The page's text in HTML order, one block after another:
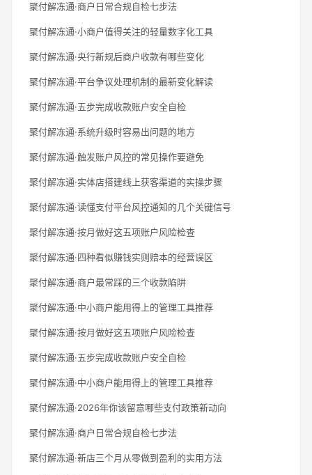
聚付解冻通·商户日常合规自检七步法
聚付解冻通·小商户值得关注的轻量数字化工具
聚付解冻通·央行新规后商户收款有哪些变化
聚付解冻通·平台争议处理机制的最新变化解读
聚付解冻通·五步完成收款账户安全自检
聚付解冻通·系统升级时容易出问题的地方
聚付解冻通·触发账户风控的常见操作要避免
聚付解冻通·实体店搭建线上获客渠道的实操步骤
聚付解冻通·读懂支付平台风控通知的几个关键信号
聚付解冻通·按月做好这五项账户风险检查
聚付解冻通·四种看似赚钱实则赔本的经营误区
聚付解冻通·商户最常踩的三个收款陷阱
聚付解冻通·中小商户能用得上的管理工具推荐
聚付解冻通·按月做好这五项账户风险检查
聚付解冻通·五步完成收款账户安全自检
聚付解冻通·中小商户能用得上的管理工具推荐
聚付解冻通·2026年你该留意哪些支付政策新动向
聚付解冻通·商户日常合规自检七步法
聚付解冻通·新店三个月从零做到盈利的实用方法